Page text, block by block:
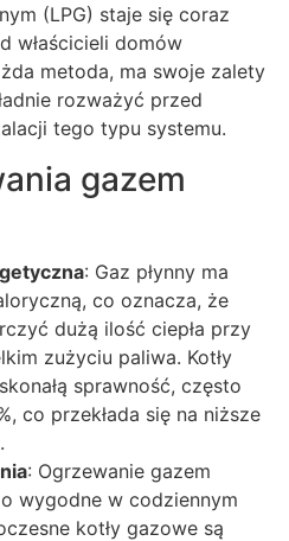
(LPG) staje się coraz
właścicieli domów
metoda, ma swoje zalety
rozważyć przed
tego typu systemu.
gazem
: Gaz płynny ma
co oznacza, że
dużą ilość ciepła przy
zużyciu paliwa. Kotły
sprawność, często
co przekłada się na niższe
: Ogrzewanie gazem
wygodne w codziennym
kotły gazowe są